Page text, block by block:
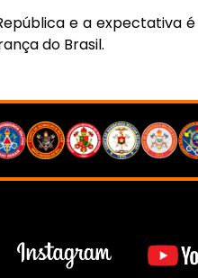
e a expectativa
do Brasil.